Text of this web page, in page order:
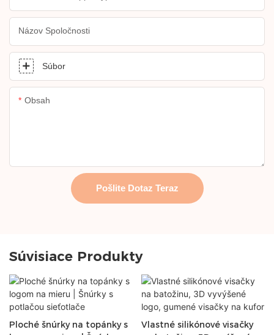
Názov Spoločnosti
Súbor
Obsah
Pošlite Dotaz Teraz
Súvisiace Produkty
Ploché šnúrky na topánky s
Vlastné silikónové visačky